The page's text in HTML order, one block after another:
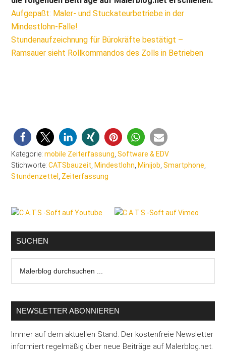
Aufgepaßt: Maler- und Stuckateurbetriebe in der
Mindestlohn-Falle!
Stundenaufzeichnung für Bürokräfte bestätigt –
Ramsauer sieht Rollkommandos des Zolls in Betrieben
Kategorie:mobile Zeiterfassung,Software & EDV
Stichworte:CATSbauzeit, Mindestlohn, Minijob,Smartphone,
Stundenzettel , Zeiterfassung
Seitenspalte
SUCHEN
durchsuchen
NEWSLETTER ABONNIEREN
Immer auf dem aktuellen Stand. Der kostenfreie Newsletter
informiert regelmäßig über neue Beiträge auf Malerblog.net.